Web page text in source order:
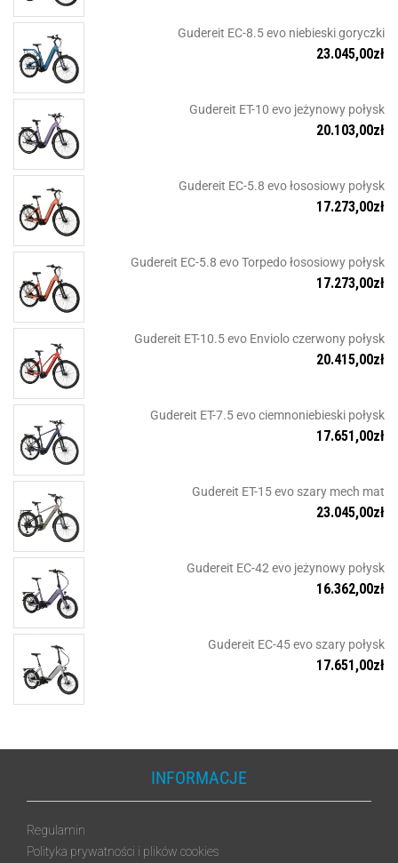
Gudereit EC-8.5 evo niebieski goryczki
23.045,00zł
Gudereit ET-10 evo jeżynowy połysk
20.103,00zł
Gudereit EC-5.8 evo łososiowy połysk
17.273,00zł
Gudereit EC-5.8 evo Torpedo łososiowy połysk
17.273,00zł
Gudereit ET-10.5 evo Enviolo czerwony połysk
20.415,00zł
Gudereit ET-7.5 evo ciemnoniebieski połysk
17.651,00zł
Gudereit ET-15 evo szary mech mat
23.045,00zł
Gudereit EC-42 evo jeżynowy połysk
16.362,00zł
Gudereit EC-45 evo szary połysk
17.651,00zł
INFORMACJE
Regulamin
Polityka prywatności i plików cookies